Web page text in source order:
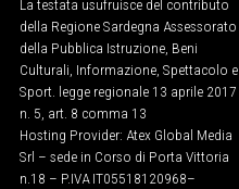
La testata usufruisce del contributo
della Regione Sardegna Assessorato
della Pubblica Istruzione, Beni
Culturali, Informazione, Spettacolo e
Sport. legge regionale 13 aprile 2017
n. 5, art. 8 comma 13
Hosting Provider: Atex Global Media
Srl – sede in Corso di Porta Vittoria
n.18 – P.IVA IT05518120968​–